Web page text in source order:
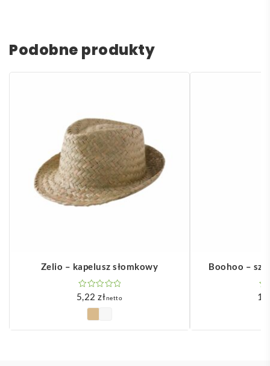
Podobne produkty
Zelio – kapelusz słomkowy
5,22złnetto
Boohoo –